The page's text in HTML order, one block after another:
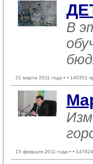
В
21 марта 2011 года • • 140351
15 февраля 2011 года • •